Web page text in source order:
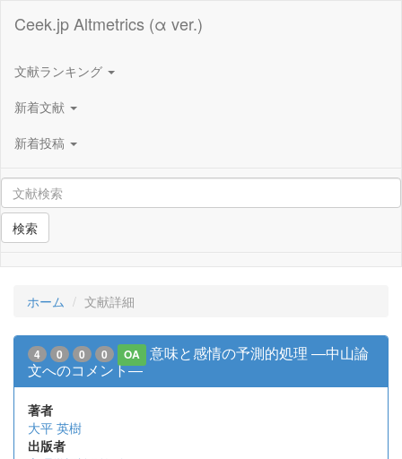
Ceek.jp Altmetrics (α ver.)
文献ランキング
新着文献
新着投稿
検索
ホーム 文献詳細
4 0 0 0 OA
意味と感情の予測的処理 ―中山論
文へのコメント―
著者
大平 英樹
出版者